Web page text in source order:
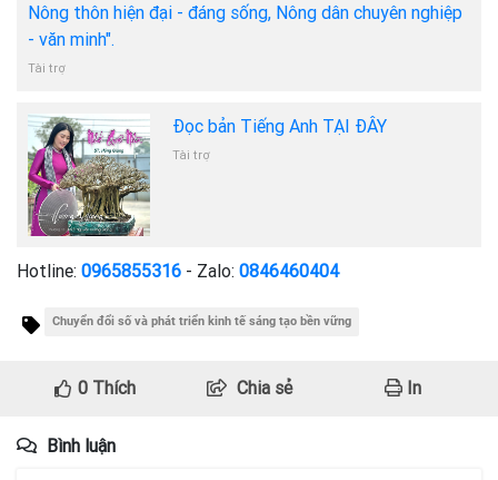
Nông thôn hiện đại - đáng sống, Nông dân chuyên nghiệp
- văn minh".
Tài trợ
Đọc bản Tiếng Anh TẠI ĐÂY
Tài trợ
Hotline: 0965855316 - Zalo: 0846460404
Chuyển đổi số và phát triển kinh tế sáng tạo bền vững
0Thích Chia sẻ In
Bình luận